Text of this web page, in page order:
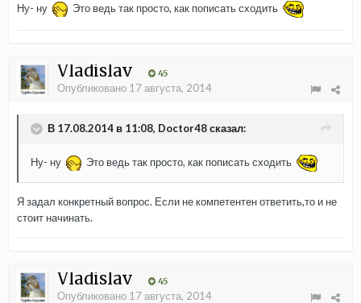
Ну- ну Это ведь так просто, как пописать сходить
Vladislav 45
Опубликовано 17 августа, 2014
В 17.08.2014 в 11:08, Doctor48 сказал:
Ну- ну Это ведь так просто, как пописать сходить
Я задал конкретный вопрос. Если не компетентен ответить,то и не
стоит начинать.
Vladislav 45
Опубликовано 17 августа, 2014